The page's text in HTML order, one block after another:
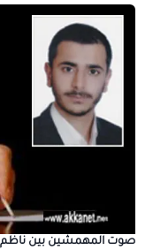
صوت المهمشين بين ناظم